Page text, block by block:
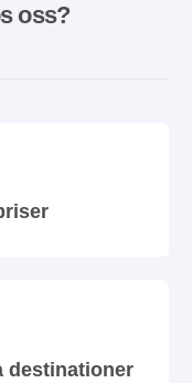
oss?
destinationer